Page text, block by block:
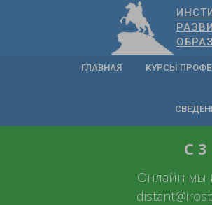
ГЛАВНАЯ КУРСЫ
С
Онлайн мы